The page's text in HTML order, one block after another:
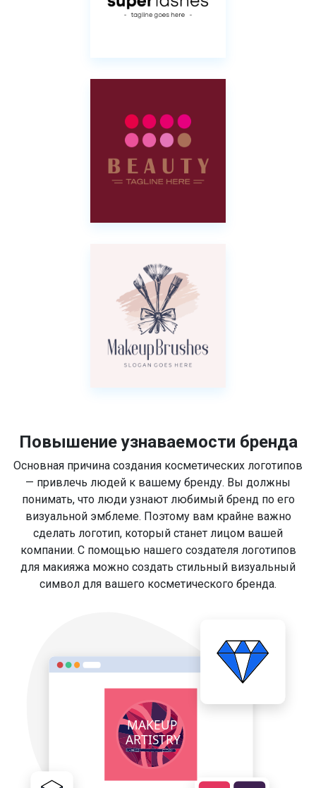
Повышение узнаваемости бренда
Основная причина создания косметических логотипов
— привлечь людей к вашему бренду. Вы должны
понимать, что люди узнают любимый бренд по его
визуальной эмблеме. Поэтому вам крайне важно
сделать логотип, который станет лицом вашей
компании. С помощью нашего создателя логотипов
для макияжа можно создать стильный визуальный
символ для вашего косметического бренда.